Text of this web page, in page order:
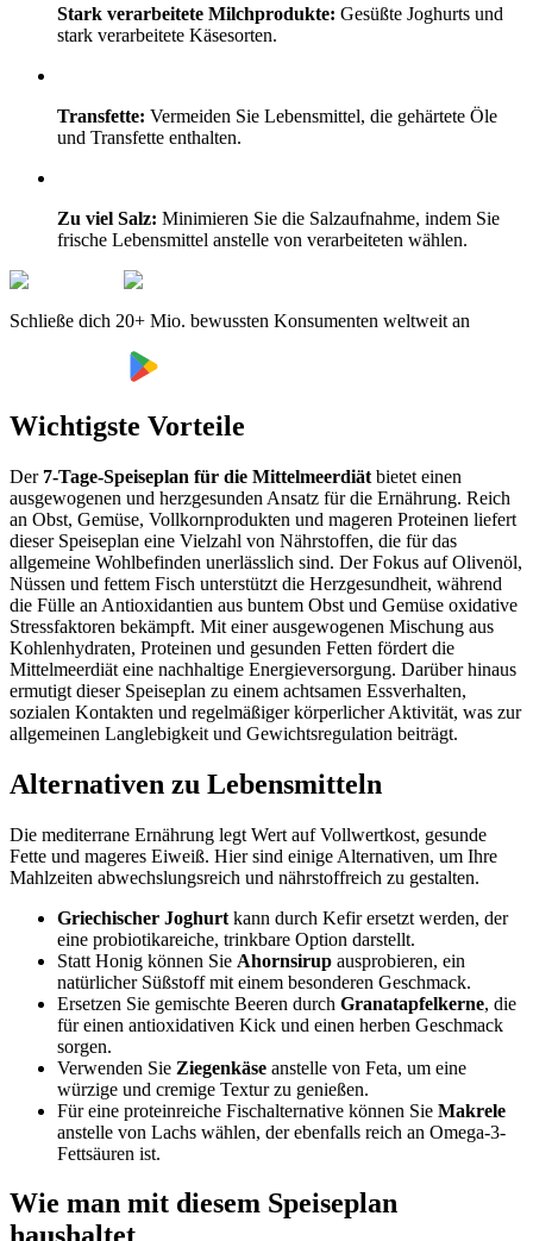
Stark verarbeitete Milchprodukte: Gesüßte Joghurts und
stark verarbeitete Käsesorten.
Transfette: Vermeiden Sie Lebensmittel, die gehärtete Öle
und Transfette enthalten.
Zu viel Salz: Minimieren Sie die Salzaufnahme, indem Sie
frische Lebensmittel anstelle von verarbeiteten wählen.
Schließe dich 20+ Mio. bewussten Konsumenten weltweit an
Wichtigste Vorteile
Der 7-Tage-Speiseplan für die Mittelmeerdiät bietet einen
ausgewogenen und herzgesunden Ansatz für die Ernährung. Reich
an Obst, Gemüse, Vollkornprodukten und mageren Proteinen liefert
dieser Speiseplan eine Vielzahl von Nährstoffen, die für das
allgemeine Wohlbefinden unerlässlich sind. Der Fokus auf Olivenöl,
Nüssen und fettem Fisch unterstützt die Herzgesundheit, während
die Fülle an Antioxidantien aus buntem Obst und Gemüse oxidative
Stressfaktoren bekämpft. Mit einer ausgewogenen Mischung aus
Kohlenhydraten, Proteinen und gesunden Fetten fördert die
Mittelmeerdiät eine nachhaltige Energieversorgung. Darüber hinaus
ermutigt dieser Speiseplan zu einem achtsamen Essverhalten,
sozialen Kontakten und regelmäßiger körperlicher Aktivität, was zur
allgemeinen Langlebigkeit und Gewichtsregulation beiträgt.
Alternativen zu Lebensmitteln
Die mediterrane Ernährung legt Wert auf Vollwertkost, gesunde
Fette und mageres Eiweiß. Hier sind einige Alternativen, um Ihre
Mahlzeiten abwechslungsreich und nährstoffreich zu gestalten.
Griechischer Joghurt kann durch Kefir ersetzt werden, der
eine probiotikareiche, trinkbare Option darstellt.
Statt Honig können Sie Ahornsirup ausprobieren, ein
natürlicher Süßstoff mit einem besonderen Geschmack.
Ersetzen Sie gemischte Beeren durch Granatapfelkerne, die
für einen antioxidativen Kick und einen herben Geschmack
sorgen.
Verwenden Sie Ziegenkäse anstelle von Feta, um eine
würzige und cremige Textur zu genießen.
Für eine proteinreiche Fischalternative können Sie Makrele
anstelle von Lachs wählen, der ebenfalls reich an Omega-3-
Fettsäuren ist.
Wie man mit diesem Speiseplan